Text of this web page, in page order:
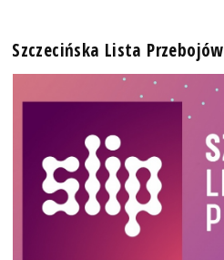
Szczecińska Lista Przebojów